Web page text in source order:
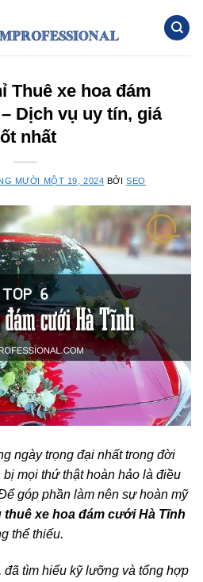
Thuê xe hoa đám
Dịch vụ uy tín, giá
nhất
MƯỜI MỘT 19, 2024 BỞISEO
ngày trọng đại nhất trong đời
mọi thứ thật hoàn hảo là điều
góp phần làm nên sự hoàn mỹ
thuê xe hoa đám cưới Hà Tĩnh
thể thiếu.
đã tìm hiểu kỹ lưỡng và tổng hợp